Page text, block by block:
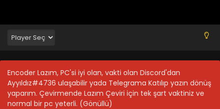
Encoder Lazım, PC'si iyi olan, vakti olan Discord'dan
Ayyıldız#4736 ulaşabilir yada Telegrama Katılıp yazın dönüş
yaparım. Çevirmende Lazım Çeviri için tek şart vaktiniz ve
normal bir pc yeterli. (Gönüllü)
Astro Note 9.Bölüm Türkçe Altyazılı İzle
Blm 9 - Astro Note 9.Bölüm Türkçe Altyazılı İzle - Haziran 1,